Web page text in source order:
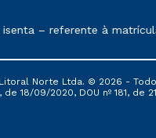
no contrato de
– referente à
Norte Ltda. © 2026 -
18/09/2020, DOU nº 181, de